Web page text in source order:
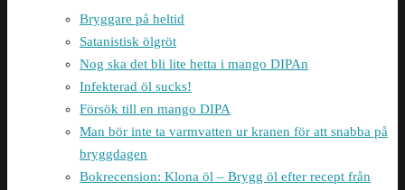
Bryggare på heltid
Satanistisk ölgröt
Nog ska det bli lite hetta i mango DIPAn
Infekterad öl sucks!
Försök till en mango DIPA
Man bör inte ta varmvatten ur kranen för att snabba på
bryggdagen
Bokrecension: Klona öl – Brygg öl efter recept från